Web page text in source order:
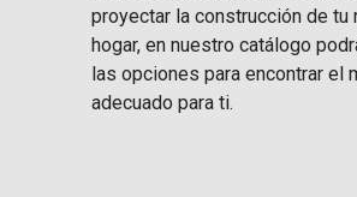
proyectar la construcción de tu
hogar, en nuestro catálogo
las opciones para encontrar el
adecuado para ti.